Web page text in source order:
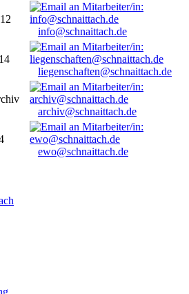
info@schnaittach.de
liegenschaften@schnaittach.de
archiv@schnaittach.de
ewo@schnaittach.de